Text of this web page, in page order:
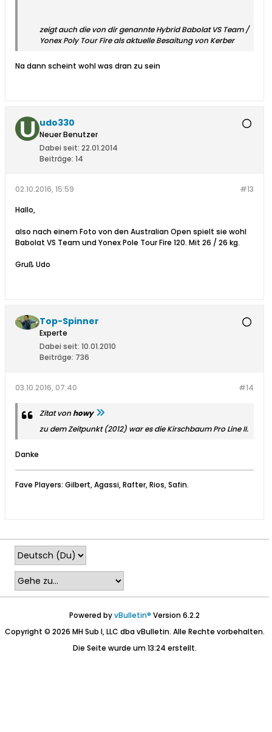
zeigt auch die von dir genannte Hybrid Babolat VS Team /
Yonex Poly Tour Fire als aktuelle Besaitung von Kerber
Na dann scheint wohl was dran zu sein
udo330
Neuer Benutzer
Dabei seit: 22.01.2014
Beiträge: 14
#13
02.10.2016, 15:59
Hallo,
also nach einem Foto von den Australian Open spielt sie wohl
Babolat VS Team und Yonex Pole Tour Fire 120. Mit 26 / 26 kg.
Gruß Udo
Top-Spinner
Experte
Dabei seit: 10.01.2010
Beiträge: 736
#14
03.10.2016, 07:40
Zitat vonhowy
zu dem Zeitpunkt (2012) war es die Kirschbaum Pro Line II.
Danke
Fave Players: Gilbert, Agassi, Rafter, Rios, Safin.
Powered byvBulletin® Version 6.2.2
Copyright © 2026 MH Sub I, LLC dba vBulletin. Alle Rechte vorbehalten.
Die Seite wurde um 13:24 erstellt.